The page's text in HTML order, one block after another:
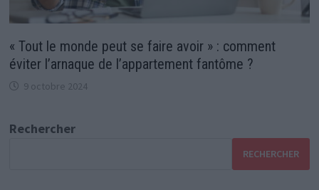
« Tout le monde peut se faire avoir » : comment
éviter l’arnaque de l’appartement fantôme ?
9 octobre 2024
Rechercher
RECHERCHER